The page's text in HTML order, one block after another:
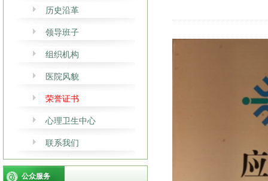
历史沿革
领导班子
组织机构
医院风貌
荣誉证书
心理卫生中心
联系我们
公众服务